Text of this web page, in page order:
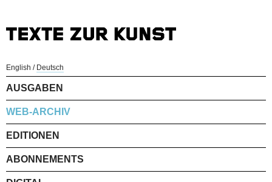
English / Deutsch
AUSGABEN
WEB-ARCHIV
EDITIONEN
ABONNEMENTS